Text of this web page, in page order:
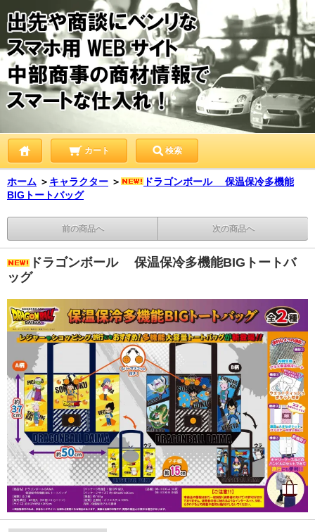
カート 検索
ホーム ＞ キャラクター ＞
ドラゴンボール 保温保冷多機能
BIGトートバッグ
前の商品へ 次の商品へ
ドラゴンボール 保温保冷多機能BIGトートバ
ッグ